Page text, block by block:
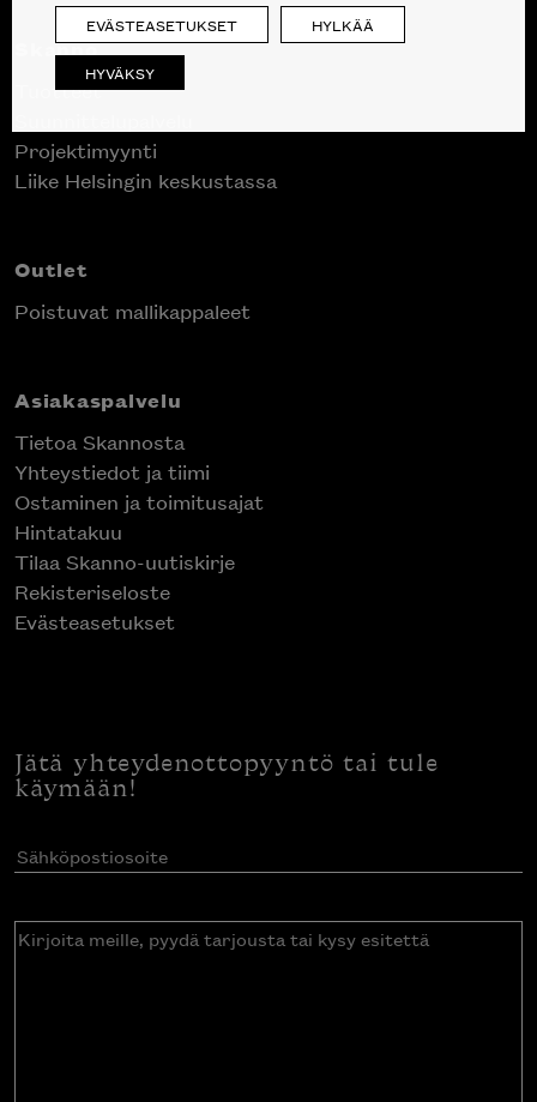
Skanno
Tuotteet
Projektimyynti
Liike Helsingin keskustassa
Outlet
Poistuvat mallikappaleet
Asiakaspalvelu
Tietoa Skannosta
Yhteystiedot ja tiimi
Ostaminen ja toimitusajat
Hintatakuu
Tilaa Skanno-uutiskirje
Rekisteriseloste
Evästeasetukset
Jätä yhteydenottopyyntö tai tule
käymään!
Sähköpostiosoite(Pakollinen)
Kirjoita
EVÄSTEASETUKSET HYLKÄÄ
HYVÄKSY